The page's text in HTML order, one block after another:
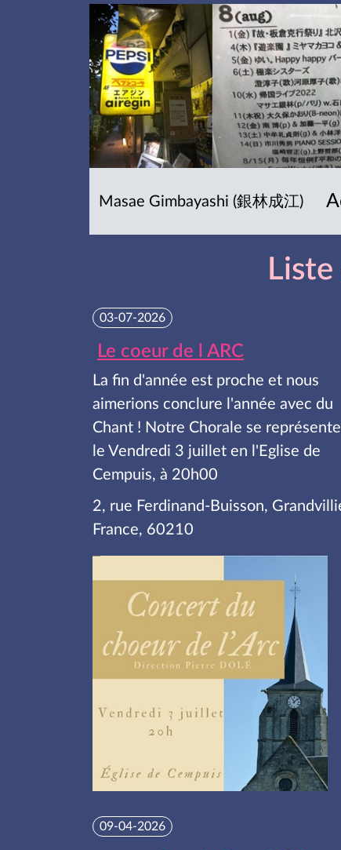
Masae Gimbayashi (銀林成江)
03-07-2026
Le coeur de l ARC
La fin d'année est proche et nous
aimerions conclure l'année avec du
Chant ! Notre Chorale se
le Vendredi 3 juillet en l'Eglise de
Cempuis, à 20h00
2, rue Ferdinand-Buisson,
France, 60210
09-04-2026